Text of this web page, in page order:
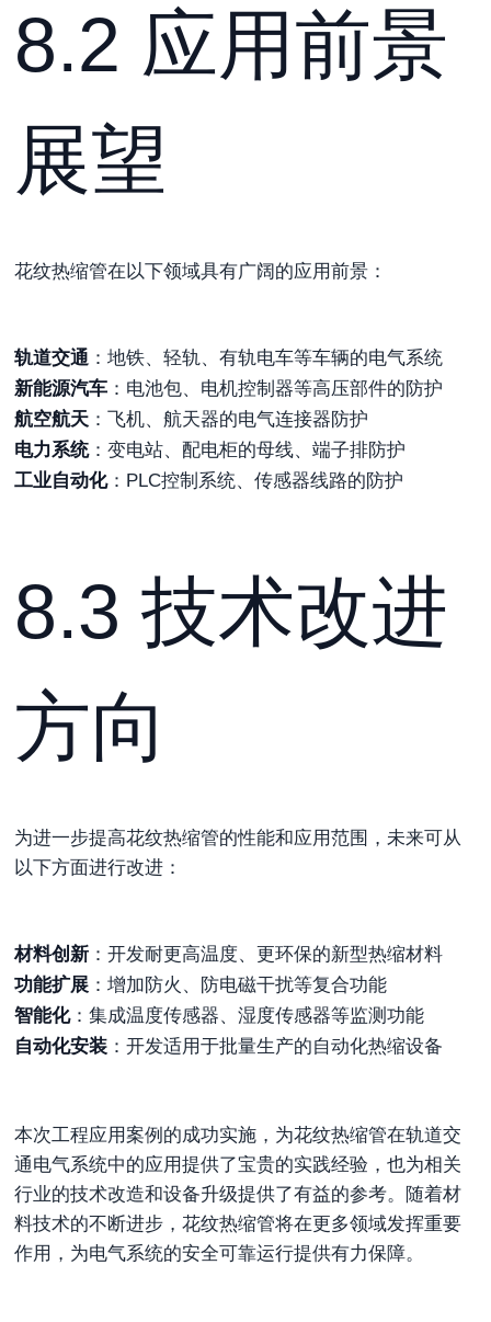
8.2 应用前景
展望
花纹热缩管在以下领域具有广阔的应用前景：
轨道交通 ：地铁、轻轨、有轨电车等车辆的电气系统
新能源汽车 ：电池包、电机控制器等高压部件的防护
航空航天 ：飞机、航天器的电气连接器防护
电力系统：变电站、配电柜的母线、端子排防护
工业自动化：PLC控制系统、传感器线路的防护
8.3 技术改进
方向
为进一步提高花纹热缩管的性能和应用范围，未来可从
以下方面进行改进：
材料创新 ：开发耐更高温度、更环保的新型热缩材料
功能扩展 ：增加防火、防电磁干扰等复合功能
智能化：集成温度传感器、湿度传感器等监测功能
自动化安装 ：开发适用于批量生产的自动化热缩设备
本次工程应用案例的成功实施，为花纹热缩管在轨道交
通电气系统中的应用提供了宝贵的实践经验，也为相关
行业的技术改造和设备升级提供了有益的参考。随着材
料技术的不断进步，花纹热缩管将在更多领域发挥重要
作用，为电气系统的安全可靠运行提供有力保障。